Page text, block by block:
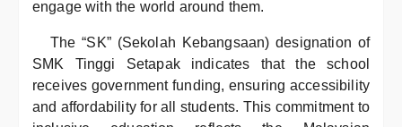
engage with the world around them.
The “SK” (Sekolah Kebangsaan) designation of
SMK Tinggi Setapak indicates that the school
receives government funding, ensuring accessibility
and affordability for all students. This commitment to